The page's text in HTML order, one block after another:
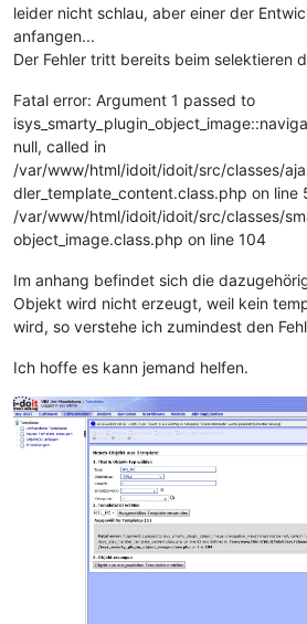
leider nicht schlau, aber einer der
anfangen...
Der Fehler tritt bereits beim selektieren
Fatal error: Argument 1 passed to
null, called in
/var/www/html/idoit/idoit/src/classes/
dler_template_content.class.php on line
/var/www/html/idoit/idoit/src/classes/
object_image.class.php on line 104
Im anhang befindet sich die
Objekt wird nicht erzeugt, weil kein
wird, so verstehe ich zumindest den
Ich hoffe es kann jemand helfen.